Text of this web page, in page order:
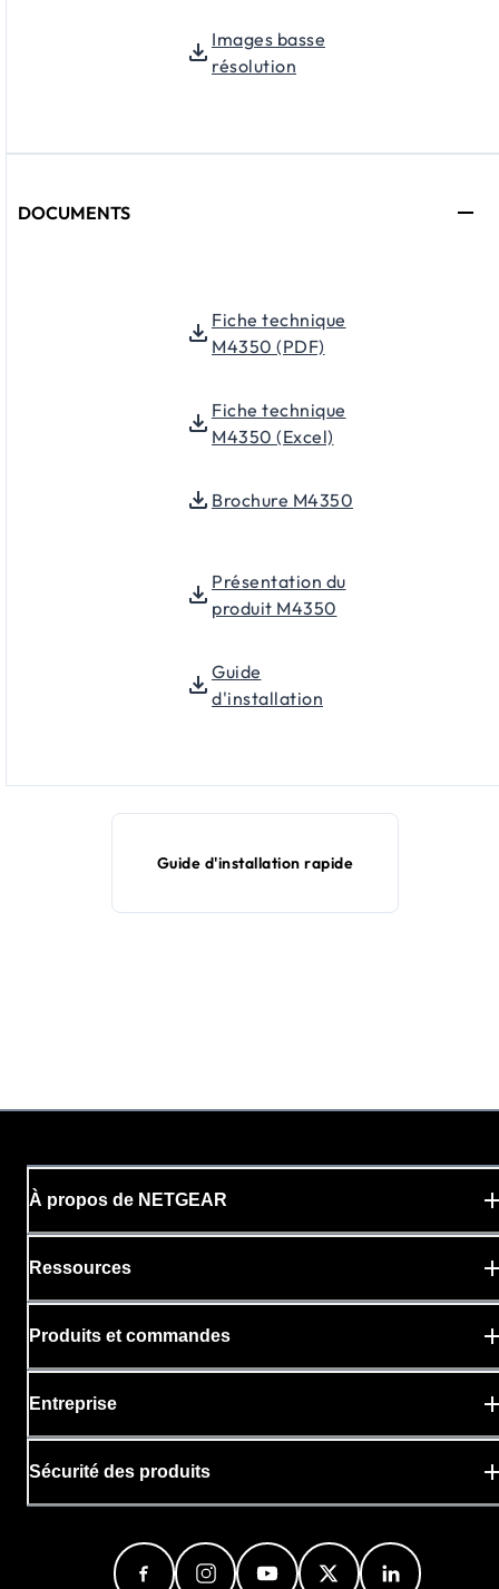
Images basse
résolution
DOCUMENTS
Fiche technique
M4350 (PDF)
Fiche technique
M4350 (Excel)
Brochure M4350
Présentation du
produit M4350
Guide
d'installation
Guide d'installation rapide
À propos de NETGEAR
Ressources
Produits et commandes
Entreprise
Sécurité des produits